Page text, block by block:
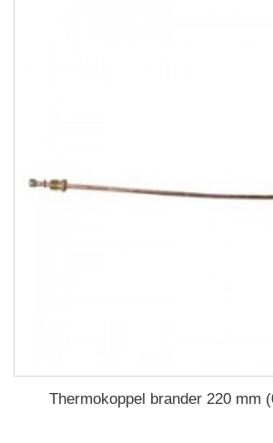
Thermokoppel brander 220 mm